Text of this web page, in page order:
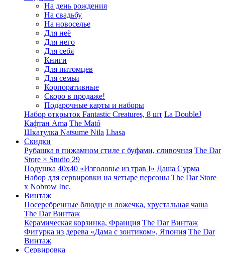
На день рождения
На свадьбу
На новоселье
Для неё
Для него
Для себя
Книги
Для питомцев
Для семьи
Корпоративные
Скоро в продаже!
Подарочные карты и наборы
Набор открыток Fantastic Creatures, 8 шт La DoubleJ
Кафтан Ama The Mató
Шкатулка Natsume Nila Lhasa
Скидки
Рубашка в пижамном стиле с буфами, сливочная The Dar
Store × Studio 29
Подушка 40x40 «Изголовье из трав I» Даша Сурма
Набор для сервировки на четыре персоны The Dar Store
х Nobrow Inc.
Винтаж
Посеребренные блюдце и ложечка, хрустальная чаша
The Dar Винтаж
Керамическая корзинка, Франция The Dar Винтаж
Фигурка из дерева «Дама с зонтиком», Япония The Dar
Винтаж
Сервировка